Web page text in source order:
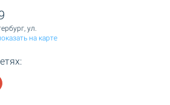
ул.
на карте